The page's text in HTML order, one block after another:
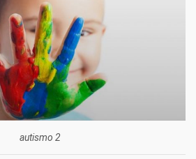
autismo 2